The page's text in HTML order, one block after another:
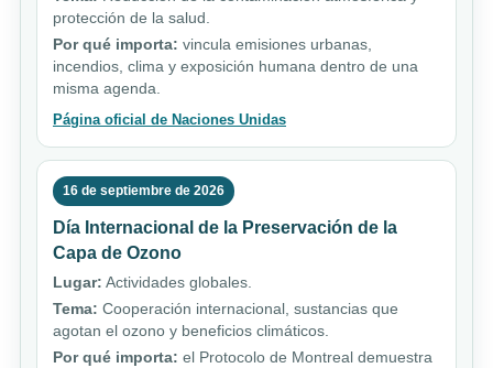
protección de la salud.
Por qué importa: vincula emisiones urbanas,
incendios, clima y exposición humana dentro de una
misma agenda.
Página oficial de Naciones Unidas
16 de septiembre de 2026
Día Internacional de la Preservación de la
Capa de Ozono
Lugar: Actividades globales.
Tema: Cooperación internacional, sustancias que
agotan el ozono y beneficios climáticos.
Por qué importa: el Protocolo de Montreal demuestra